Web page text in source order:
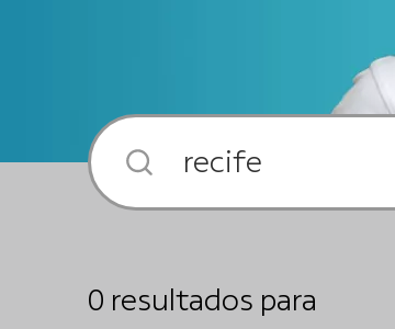
0 resultados para